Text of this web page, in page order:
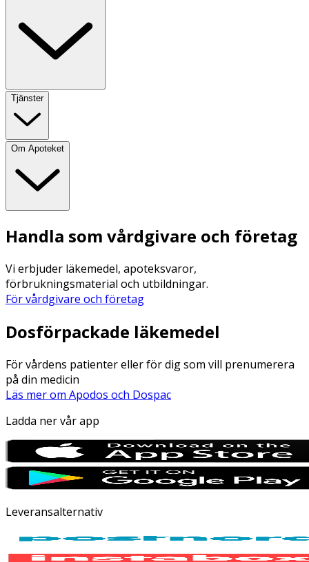
Tjänster
Om Apoteket
Handla som vårdgivare och företag
Vi erbjuder läkemedel, apoteksvaror,
förbrukningsmaterial och utbildningar.
För vårdgivare och företag
Dosförpackade läkemedel
För vårdens patienter eller för dig som vill prenumerera
på din medicin
Läs mer om Apodos och Dospac
Ladda ner vår app
Leveransalternativ